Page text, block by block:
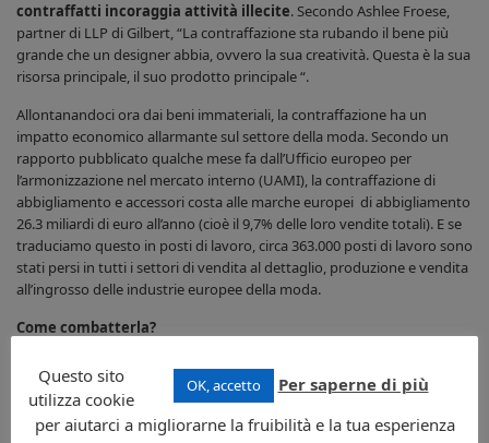
contraffatti incoraggia attività illecite. Secondo Ashlee Froese,
partner di LLP di Gilbert, “La contraffazione sta rubando il bene più
grande che un designer abbia, ovvero la sua creatività. Questa è la sua
risorsa principale, il suo prodotto principale “.
Allontanandoci ora dai beni immateriali, la contraffazione ha un
impatto economico allarmante sul settore della moda. Secondo un
rapporto pubblicato qualche mese fa dall’Ufficio europeo per
l’armonizzazione nel mercato interno (UAMI), la contraffazione di
abbigliamento e accessori costa alle marche europei di abbigliamento
26.3 miliardi di euro all’anno (cioè il 9,7% delle loro vendite totali). E se
traduciamo questo in posti di lavoro, circa 363.000 posti di lavoro sono
stati persi in tutti i settori di vendita al dettaglio, produzione e vendita
all’ingrosso delle industrie europee della moda.
Come combatterla?
I marchi di lusso hanno sviluppato modi, spesso ricorrendo al sistema
giudiziario, per difendersi contro lo sviluppo e la vendita al dettaglio di
prodotti contraffatti.
OK, accetto Per saperne di più
Questo sito
utilizza cookie
per aiutarci a migliorarne la fruibilità e la tua esperienza